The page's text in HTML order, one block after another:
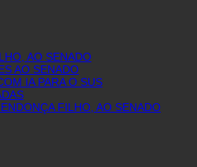
AO SENADO
AO SENADO
IA PARA O SUS
FILHO, AO SENADO